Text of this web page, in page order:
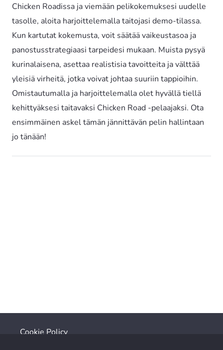
Chicken Roadissa ja viemään pelikokemuksesi uudelle
tasolle, aloita harjoittelemalla taitojasi demo-tilassa.
Kun kartutat kokemusta, voit säätää vaikeustasoa ja
panostusstrategiaasi tarpeidesi mukaan. Muista pysyä
kurinalaisena, asettaa realistisia tavoitteita ja välttää
yleisiä virheitä, jotka voivat johtaa suuriin tappioihin.
Omistautumalla ja harjoittelemalla olet hyvällä tiellä
kehittyäksesi taitavaksi Chicken Road -pelaajaksi. Ota
ensimmäinen askel tämän jännittävän pelin hallintaan
jo tänään!
Cookie Policy